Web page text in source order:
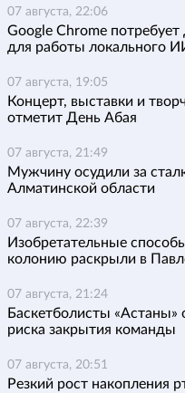
07 августа, 22:06
Google Chrome
для работы локального
07 августа, 19:05
Концерт, выставки и
отметит День Абая
07 августа, 21:49
Мужчину осудили за
Алматинской области
07 августа, 22:39
Изобретательные
колонию раскрыли в
07 августа, 21:24
Баскетболисты «Астаны»
риска закрытия команды
07 августа, 20:51
Резкий рост накопления